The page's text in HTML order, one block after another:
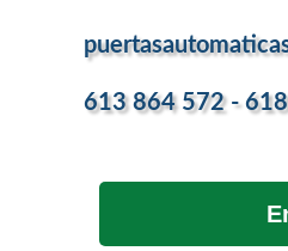
613 864 572 -